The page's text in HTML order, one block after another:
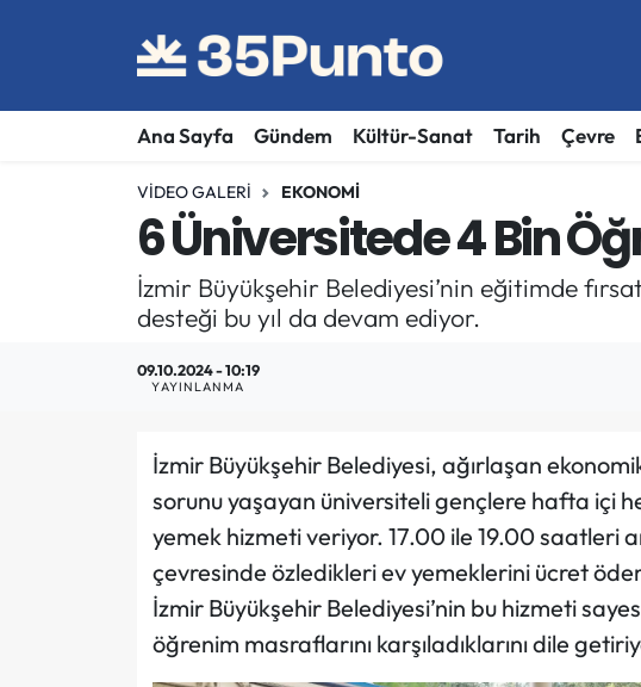
Ana Sayfa Gündem Kültür-Sanat Tarih Çevre
VIDEO GALERI EKONOMI
6 Üniversitede 4 Bin
İzmir Büyükşehir Belediyesi’nin eğitimde
desteği bu yıl da devam ediyor.
09.10.2024 - 10:19
YAYINLANMA
İzmir Büyükşehir Belediyesi, ağırlaşan
sorunu yaşayan üniversiteli gençlere hafta içi
yemek hizmeti veriyor. 17.00 ile 19.00 saatleri
çevresinde özledikleri ev yemeklerini ücret
İzmir Büyükşehir Belediyesi’nin bu hizmeti
öğrenim masraflarını karşıladıklarını dile